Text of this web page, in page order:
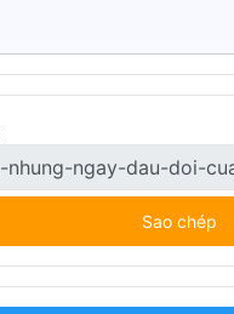
Sao chép